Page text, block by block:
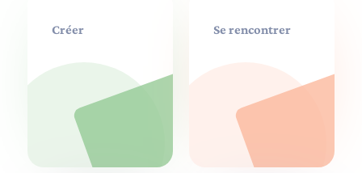
Créer Se rencontrer